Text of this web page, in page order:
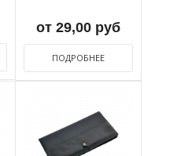
от 29,00 руб
ПОДРОБНЕЕ